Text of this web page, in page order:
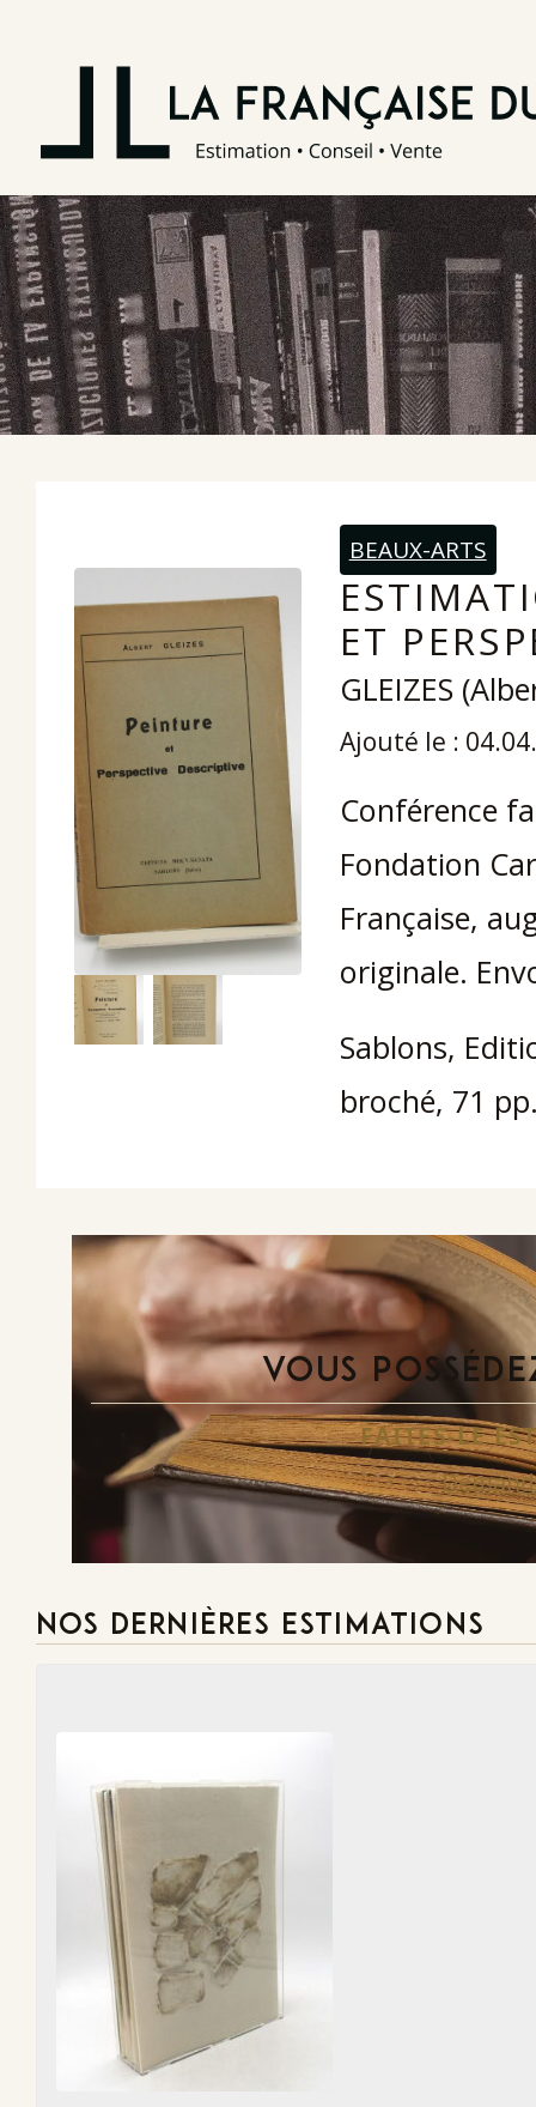
BEAUX-ARTS
ET
GLEIZES
Ajouté le :
Conférence
Fondation
Française,
originale.
Sablons,
broché, 71
VOUS
FAITES-LE
NOS DERNIÈRES ESTIMATIONS